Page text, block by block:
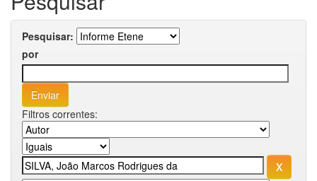
Pesquisar:
por
Filtros correntes: